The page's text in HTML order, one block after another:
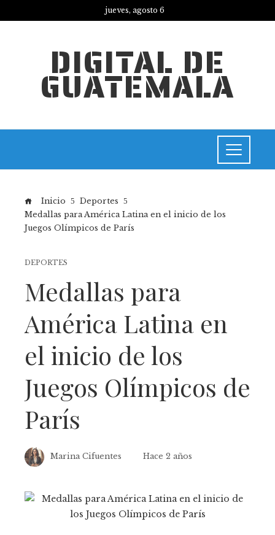
jueves, agosto 6
DIGITAL DE
GUATEMALA
Inicio
Deportes
Medallas para América Latina en el inicio de los
Juegos Olímpicos de París
DEPORTES
Medallas para
América Latina en
el inicio de los
Juegos Olímpicos de
París
Marina Cifuentes Hace 2 años